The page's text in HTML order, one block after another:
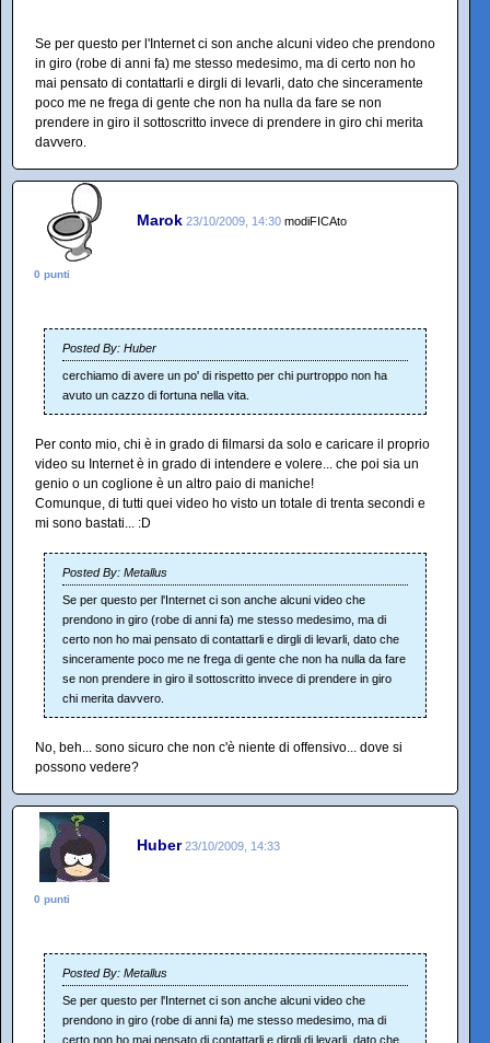
Se per questo per l'Internet ci son anche alcuni video che prendono
in giro (robe di anni fa) me stesso medesimo, ma di certo non ho
mai pensato di contattarli e dirgli di levarli, dato che sinceramente
poco me ne frega di gente che non ha nulla da fare se non
prendere in giro il sottoscritto invece di prendere in giro chi merita
davvero.
Marok 23/10/2009, 14:30 modiFICAto
0 punti
Posted By: Huber
cerchiamo di avere un po' di rispetto per chi purtroppo non ha
avuto un cazzo di fortuna nella vita.
Per conto mio, chi è in grado di filmarsi da solo e caricare il proprio
video su Internet è in grado di intendere e volere... che poi sia un
genio o un coglione è un altro paio di maniche!
Comunque, di tutti quei video ho visto un totale di trenta secondi e
mi sono bastati... :D
Posted By: Metallus
Se per questo per l'Internet ci son anche alcuni video che
prendono in giro (robe di anni fa) me stesso medesimo, ma di
certo non ho mai pensato di contattarli e dirgli di levarli, dato che
sinceramente poco me ne frega di gente che non ha nulla da fare
se non prendere in giro il sottoscritto invece di prendere in giro
chi merita davvero.
No, beh... sono sicuro che non c'è niente di offensivo... dove si
possono vedere?
Huber 23/10/2009, 14:33
0 punti
Posted By: Metallus
Se per questo per l'Internet ci son anche alcuni video che
prendono in giro (robe di anni fa) me stesso medesimo, ma di
certo non ho mai pensato di contattarli e dirgli di levarli, dato che